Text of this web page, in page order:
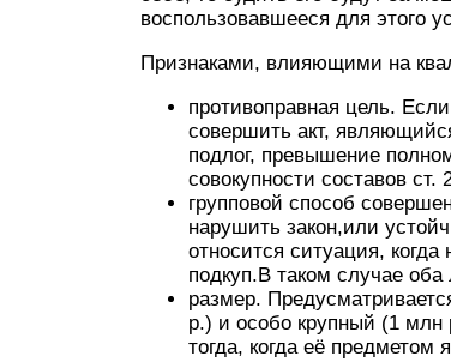
воспользовавшееся для этого
Признаками, влияющими на
противоправная цель.
совершить акт,
подлог, превышение
совокупности составов
групповой способ
нарушить закон,или
относится ситуация,
подкуп.В таком случае оба
размер.
р.) и особо крупный (1 млн
тогда, когда её